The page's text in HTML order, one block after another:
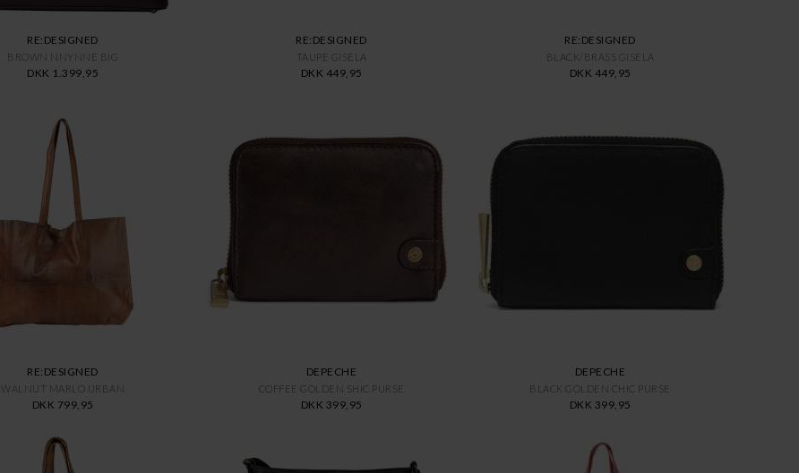
RE:DESIGNED
BROWN NNYNNE BIG
DKK 1.399,95
RE:DESIGNED
TAUPE GISELA
DKK 449,95
RE:DESIGNED
BLACK/BRASS GISELA
DKK 449,95
RE:DESIGNED
WALNUT MARLO URBAN
DKK 799,95
DEPECHE
COFFEE GOLDEN SHIC PURSE
DKK 399,95
DEPECHE
BLACK GOLDEN CHIC PURSE
DKK 399,95